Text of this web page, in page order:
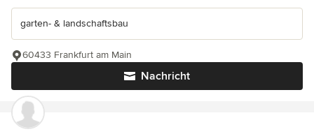
garten- & landschaftsbau
Nachricht
60433 Frankfurt am Main